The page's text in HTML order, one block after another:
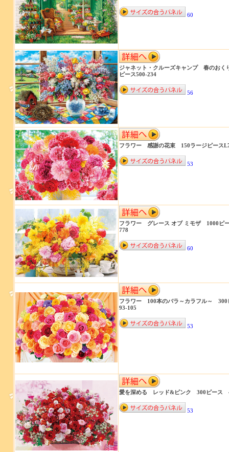
60
ジャネット・クルーズキャンプ 春のお
ピース500-234
56
フラワー 感謝の花束 150ラージピース
53
フラワー グレース オブ ミモザ 1000ピ
778
60
フラワー 100本のバラ～カラフル～
93-105
53
愛を深める レッド&ピンク 300ピース
53